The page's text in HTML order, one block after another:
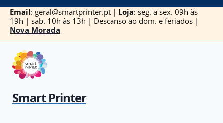
Skip
content
Email: geral@smartprinter.pt | Loja: seg. a sex. 09h às
19h | sab. 10h às 13h | Descanso ao dom. e feriados |
Nova Morada
Smart Printer